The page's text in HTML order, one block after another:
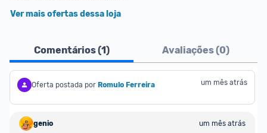
Ver mais ofertas dessa loja
Comentários (1) Avaliações (0)
Oferta postada por Romulo Ferreira um mês atrás
genio
um mês atrás